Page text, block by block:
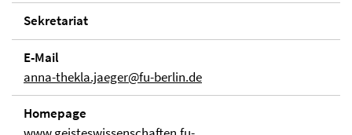
Sekretariat
E-Mail
anna-thekla.jaeger@fu-berlin.de
Homepage